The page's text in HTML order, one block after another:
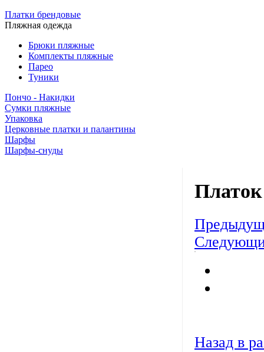
Платки брендовые
Пляжная одежда
Брюки пляжные
Комплекты пляжные
Парео
Туники
Пончо - Накидки
Сумки пляжные
Упаковка
Церковные платки и палантины
Шарфы
Шарфы-снуды
Назад в